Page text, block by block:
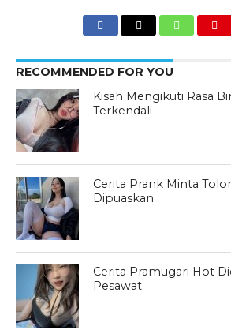
RECOMMENDED FOR YOU
Kisah Mengikuti Rasa
Terkendali
Cerita Prank Minta
Dipuaskan
Cerita Pramugari Hot
Pesawat